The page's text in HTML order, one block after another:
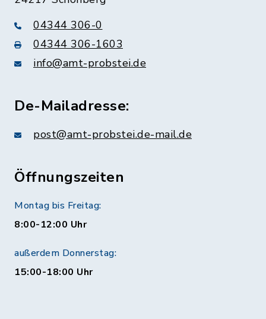
04344 306-0
04344 306-1603
info@amt-probstei.de
De-Mailadresse:
post@amt-probstei.de-mail.de
Öffnungszeiten
Montag bis Freitag:
8:00-12:00 Uhr
außerdem Donnerstag:
15:00-18:00 Uhr